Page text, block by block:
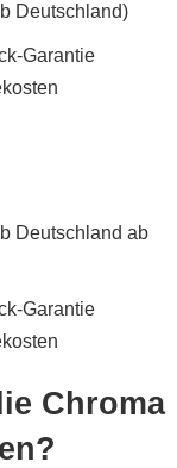
Deutschland)
Garantie
Deutschland ab
Garantie
Chroma